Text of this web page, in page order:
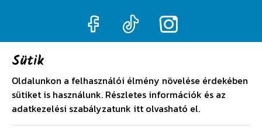
Általános szerződési feltételek
Sütik
Oldalunkon a felhasználói élmény növelése érdekében
sütiket is használunk. Részletes információk és az
adatkezelési szabályzatunk itt olvasható el.